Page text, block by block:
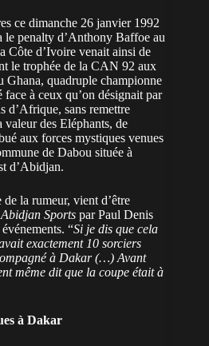
ce dimanche 26 janvier 1992
le penalty d’Anthony Baffoe au
Côte d’Ivoire venait ainsi de
le trophée de la CAN 92 aux
Ghana, quadruple championne
à ceux qu’on désignait par
d’Afrique, sans remettre
valeur des Eléphants, de
aux forces mystiques venues
de Dabou située à
d’Abidjan.
la rumeur, vient d’être
Abidjan Sports par Paul Denis
“Si je dis que cela
exactement 10 sorciers
à Dakar (…) Avant
même dit que la coupe était à
à Dakar